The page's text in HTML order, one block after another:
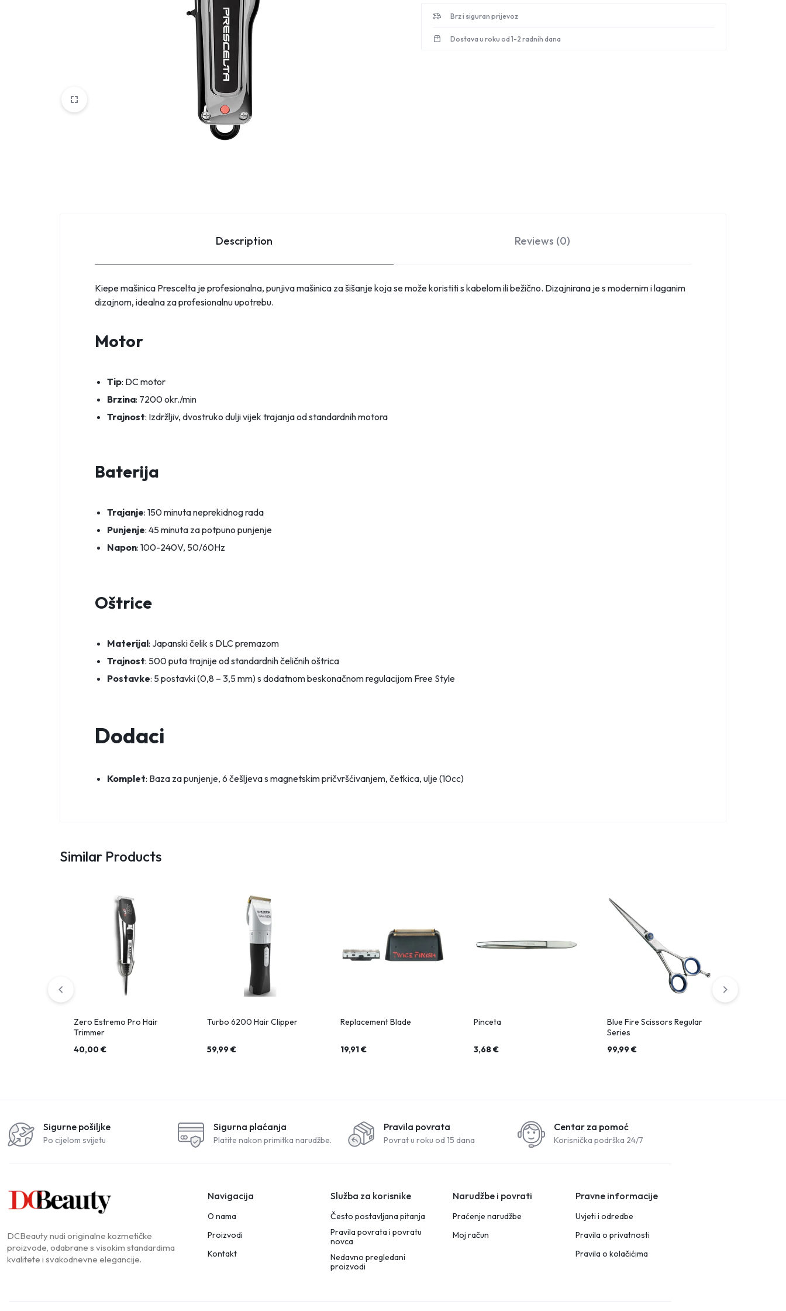
Brz i siguran prijevoz
Dostava u roku od 1-2 radnih dana
Description Reviews (0)
Kiepe mašinica Prescelta je profesionalna, punjiva mašinica za šišanje koja se može koristiti s kabelom ili bežično. Dizajnirana je s modernim i laganim
dizajnom, idealna za profesionalnu upotrebu.
Motor
Tip: DC motor
Brzina: 7200 okr./min
Trajnost: Izdržljiv, dvostruko dulji vijek trajanja od standardnih motora
Baterija
Trajanje: 150 minuta neprekidnog rada
Punjenje: 45 minuta za potpuno punjenje
Napon: 100-240V, 50/60Hz
Oštrice
Materijal: Japanski čelik s DLC premazom
Trajnost: 500 puta trajnije od standardnih čeličnih oštrica
Postavke: 5 postavki (0,8 – 3,5 mm) s dodatnom beskonačnom regulacijom Free Style
Dodaci
Komplet: Baza za punjenje, 6 češljeva s magnetskim pričvršćivanjem, četkica, ulje (10cc)
Similar Products
Zero Estremo Pro Hair
Trimmer
40,00€
Turbo 6200 Hair Clipper
59,99€
Replacement Blade
19,91€
Pinceta
3,68€
Blue Fire Scissors Regular
Series
99,99€
Sigurne pošiljke
Po cijelom svijetu
Sigurna plaćanja
Platite nakon primitka narudžbe.
Pravila povrata
Povrat u roku od 15 dana
Centar za pomoć
Korisnička podrška 24/7
DCBeauty nudi originalne kozmetičke
proizvode, odabrane s visokim standardima
kvalitete i svakodnevne elegancije.
Navigacija
O nama
Proizvodi
Kontakt
Služba za korisnike
Često postavljana pitanja
Pravila povrata i povratu
novca
Nedavno pregledani
proizvodi
Narudžbe i povrati
Praćenje narudžbe
Moj račun
Pravne informacije
Uvjeti i odredbe
Pravila o privatnosti
Pravila o kolačićima